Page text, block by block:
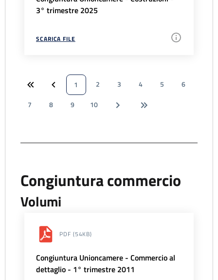
3° trimestre 2025
SCARICA FILE
1 2 3 4 5
6
7
8 9 10
Congiuntura commercio
Volumi
PDF (54KB)
Congiuntura Unioncamere - Commercio al
dettaglio - 1° trimestre 2011